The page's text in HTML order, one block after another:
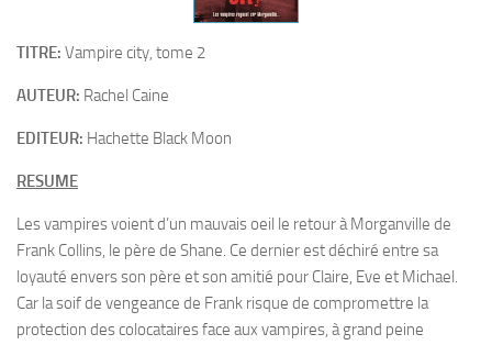
TITRE: Vampire city, tome 2
AUTEUR: Rachel Caine
EDITEUR: Hachette Black Moon
RESUME
Les vampires voient d’un mauvais oeil le retour à Morganville de
Frank Collins, le père de Shane. Ce dernier est déchiré entre sa
loyauté envers son père et son amitié pour Claire, Eve et Michael.
Car la soif de vengeance de Frank risque de compromettre la
protection des colocataires face aux vampires, à grand peine